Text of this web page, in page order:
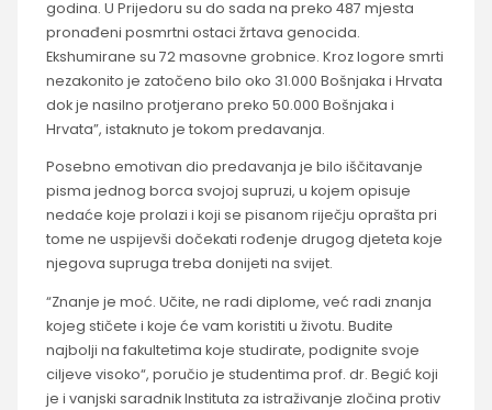
godina. U Prijedoru su do sada na preko 487 mjesta
pronađeni posmrtni ostaci žrtava genocida.
Ekshumirane su 72 masovne grobnice. Kroz logore smrti
nezakonito je zatočeno bilo oko 31.000 Bošnjaka i Hrvata
dok je nasilno protjerano preko 50.000 Bošnjaka i
Hrvata”, istaknuto je tokom predavanja.
Posebno emotivan dio predavanja je bilo iščitavanje
pisma jednog borca svojoj supruzi, u kojem opisuje
nedaće koje prolazi i koji se pisanom riječju oprašta pri
tome ne uspijevši dočekati rođenje drugog djeteta koje
njegova supruga treba donijeti na svijet.
“Znanje je moć. Učite, ne radi diplome, već radi znanja
kojeg stičete i koje će vam koristiti u životu. Budite
najbolji na fakultetima koje studirate, podignite svoje
ciljeve visoko“, poručio je studentima prof. dr. Begić koji
je i vanjski saradnik Instituta za istraživanje zločina protiv